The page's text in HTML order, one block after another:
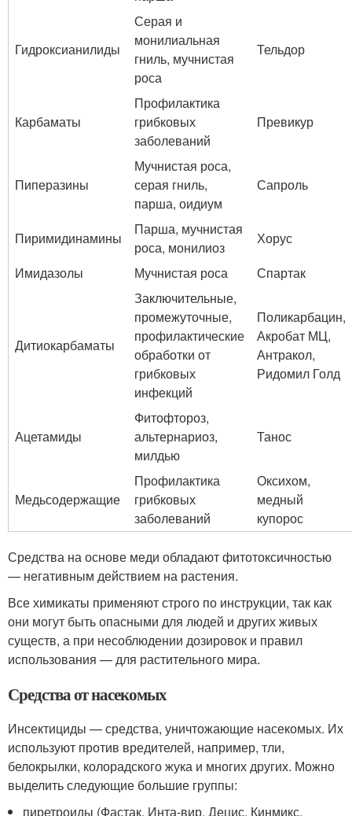
Гидроксианилиды
Серая и
монилиальная
гниль, мучнистая
роса
Тельдор
Карбаматы
Профилактика
грибковых
заболеваний
Превикур
Пиперазины
Мучнистая роса,
серая гниль,
парша, оидиум
Сапроль
Пиримидинамины
Парша, мучнистая
роса, монилиоз
Хорус
Имидазолы
Мучнистая роса Спартак
Дитиокарбаматы
Заключительные,
промежуточные,
профилактические
обработки от
грибковых
инфекций
Поликарбацин,
Акробат МЦ,
Антракол,
Ридомил Голд
Ацетамиды
Фитофтороз,
альтернариоз,
милдью
Танос
Медьсодержащие
Профилактика
грибковых
заболеваний
Оксихом,
медный
купорос
Средства на основе меди обладают фитотоксичностью
— негативным действием на растения.
Все химикаты применяют строго по инструкции, так как
они могут быть опасными для людей и других живых
существ, а при несоблюдении дозировок и правил
использования — для растительного мира.
Средства от насекомых
Инсектициды — средства, уничтожающие насекомых. Их
используют против вредителей, например, тли,
белокрылки, колорадского жука и многих других. Можно
выделить следующие большие группы:
пиретроиды (Фастак, Инта-вир, Децис, Кинмикс,